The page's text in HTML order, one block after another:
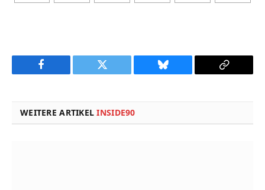
Facebook Twitter Bluesky
Copy
WEITERE ARTIKELINSIDE90